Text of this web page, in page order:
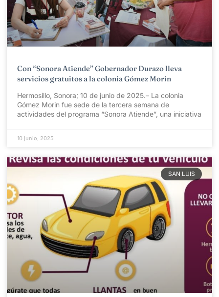
Con “Sonora Atiende” Gobernador Durazo lleva
servicios gratuitos a la colonia Gómez Morin
Hermosillo, Sonora; 10 de junio de 2025.– La colonia
Gómez Morin fue sede de la tercera semana de
actividades del programa “Sonora Atiende”, una iniciativa
10 junio, 2025
SAN LUIS